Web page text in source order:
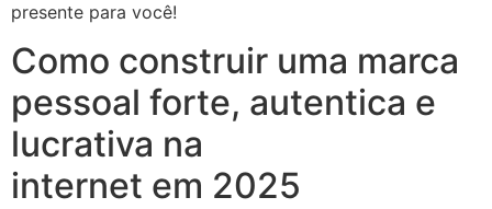
presente para você!
Como construir uma marca
pessoal forte, autentica e
lucrativa na
internet em 2025